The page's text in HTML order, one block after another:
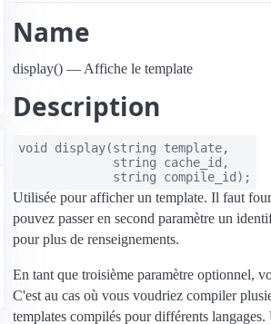
Name
display() — Affiche le template
Description
void display(string template,
string cache_id ,
string compile_id );
Utilisée pour afficher un template. Il faut
pouvez passer en second paramètre un
pour plus de renseignements.
En tant que troisième paramètre optionnel,
C'est au cas où vous voudriez compiler
templates compilés pour différents